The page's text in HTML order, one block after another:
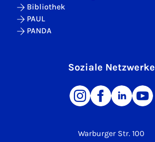
Warburger Str. 100
Bibliothek
PAUL
PANDA
Soziale Netzwerke